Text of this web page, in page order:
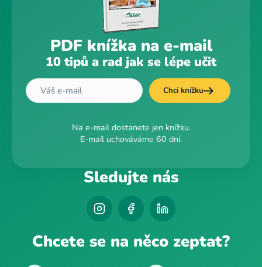
PDF knížka na e-mail
10 tipů a rad jak se lépe učit
Chci knížku
Na e-mail dostanete jen knížku.
E-mail uchováváme 60 dní.
Sledujte nás
Chcete se na něco zeptat?